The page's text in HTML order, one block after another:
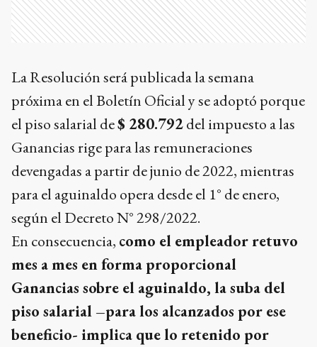
La Resolución será publicada la semana
próxima en el Boletín Oficial y se adoptó porque
el piso salarial de$ 280.792del impuesto a las
Ganancias rige para las remuneraciones
devengadas a partir de junio de 2022, mientras
para el aguinaldo opera desde el 1° de enero,
según el Decreto N° 298/2022.
En consecuencia, como el empleador retuvo
mes a mes en forma proporcional
Ganancias sobre el aguinaldo, la suba del
piso salarial –para los alcanzados por ese
beneficio- implica que lo retenido por